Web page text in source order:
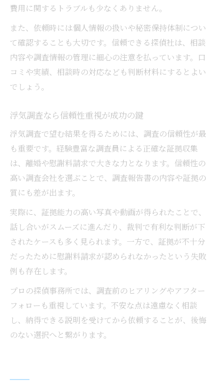
費用に関するトラブルも少なくありません。
また、依頼時には個人情報の扱いや秘密保持体制につい
て確認することも大切です。信頼できる探偵社は、相談
内容や調査情報の管理に細心の注意を払っています。口
コミや実績、相談時の対応なども判断材料にするとよい
でしょう。
浮気調査なら信頼性重視が成功の鍵
浮気調査で望む結果を得るためには、調査の信頼性が最
も重要です。経験豊富な調査員による正確な証拠収集
は、離婚や慰謝料請求で大きな力となります。信頼性の
高い調査会社を選ぶことで、調査報告書の内容や証拠の
質にも差が出ます。
実際に、証拠能力の高い写真や動画が得られたことで、
話し合いがスムーズに進んだり、裁判で有利な判断が下
されたケースも多く見られます。一方で、証拠が不十分
だったために慰謝料請求が認められなかったという失敗
例も存在します。
プロの探偵事務所では、調査前のヒアリングやアフター
フォローも重視しています。不安な点は遠慮なく相談
し、納得できる説明を受けてから依頼することが、後悔
のない選択へと繋がります。